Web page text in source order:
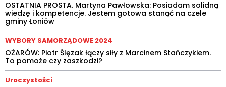
OSTATNIA PROSTA. Martyna Pawłowska: Posiadam solidną
wiedzę i kompetencje. Jestem gotowa stanąć na czele
gminy Łoniów
WYBORY SAMORZĄDOWE 2024
OŻARÓW: Piotr Ślęzak łączy siły z Marcinem Stańczykiem.
To pomoże czy zaszkodzi?
Uroczystości